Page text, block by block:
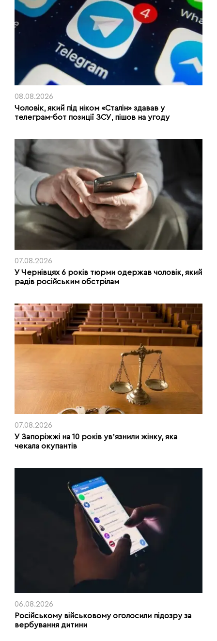
08.08.2026
Чоловік, який під ніком «Сталін» здавав у
телеграм-бот позиції ЗСУ, пішов на угоду
07.08.2026
У Чернівцях 6 років тюрми одержав чоловік, який
радів російським обстрілам
07.08.2026
У Запоріжжі на 10 років увʼязнили жінку, яка
чекала окупантів
06.08.2026
Російському військовому оголосили підозру за
вербування дитини